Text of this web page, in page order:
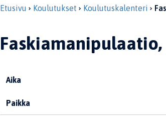
Etusivu Koulutukset Koulutuskalenteri
Faskiamanipulaatio,
Aika
Paikka